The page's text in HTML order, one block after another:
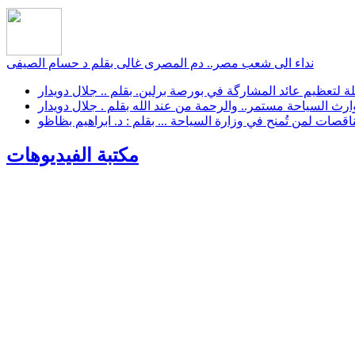
نداء الى شعب مصر.. دم المصرى غالى بقلم د حسام الصيفى
لتعظيم عائد المشارگة في بورصة برلين. بقلم .. جلال دويدار
السياحة مستمر‮.. ‬والرحمة من عند الله بقلم . جلال دويدار
لمن تُمنح في وزارة السياحة ... بقلم : د. ابراهيم بظاظو
مكتبة الفيديوهات